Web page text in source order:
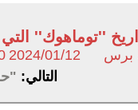
''توماهوك'' التي
برس 2024/01/12
التالي: